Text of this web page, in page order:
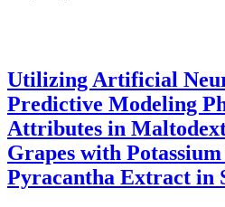
Utilizing Artificial
Predictive Modeling
Attributes in
Grapes with
Pyracantha Extract in